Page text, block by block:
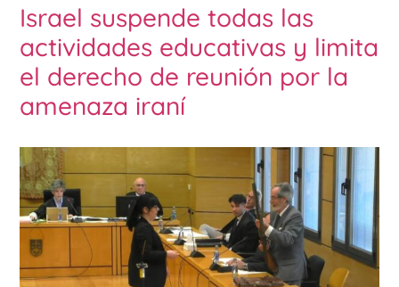
Israel suspende todas las
actividades educativas y limita
el derecho de reunión por la
amenaza iraní